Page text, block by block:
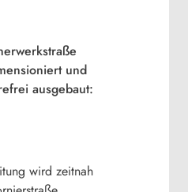
und
ausgebaut:
wird zeitnah